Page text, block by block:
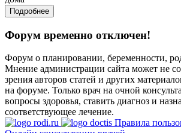
Подробнее
Форум временно отключен!
Форум о планировании, беременности,
Мнение администрации сайта может не
зрения авторов статей и других
на форуме. Только врач на очной
вопросы здоровья, ставить диагноз и
соответствующее лечение.
Правила